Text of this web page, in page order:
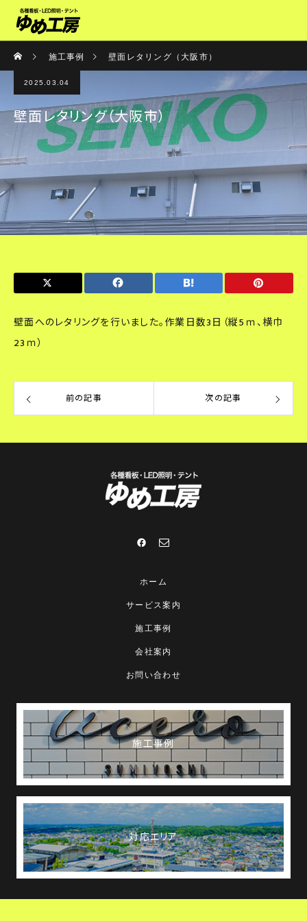
施工事例 壁面レタリング（大阪市）
2025.03.04
壁面レタリング（大阪市）
壁面へのレタリングを行いました。作業日数3日（縦5ｍ、横巾
23ｍ）
前の記事 次の記事
ホーム
サービス案内
施工事例
会社案内
お問い合わせ
施工事例
対応エリア